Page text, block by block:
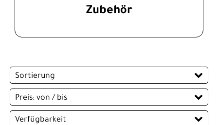
Zubehör
Sortierung
Preis: von / bis
EUR
Verfügbarkeit